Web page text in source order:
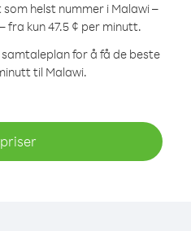
som helst nummer i Malawi –
fra kun 47.5 ¢ per minutt.
for å få de beste
til Malawi.